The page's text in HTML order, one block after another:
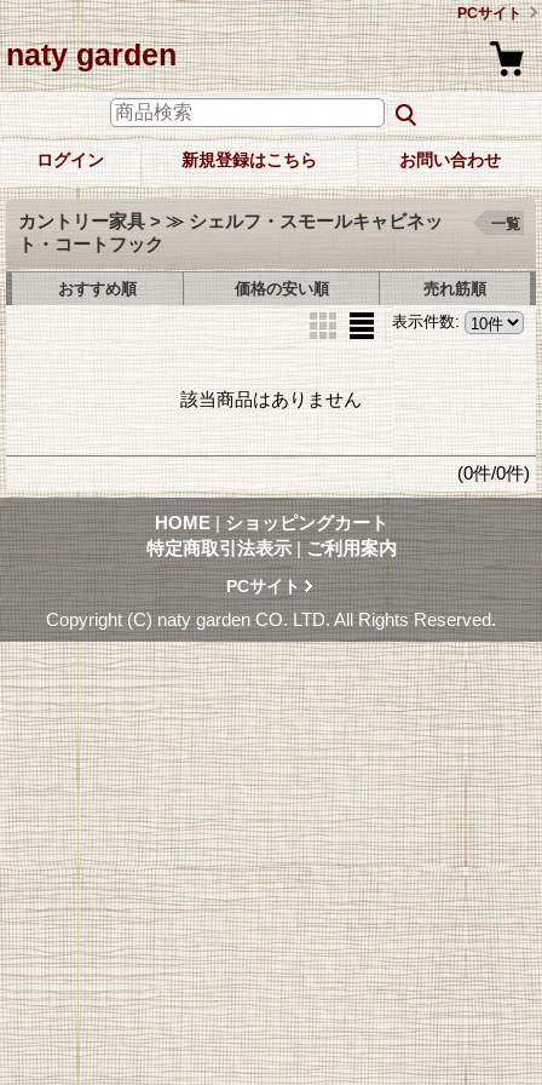
PCサイト
naty garden
ログイン 新規登録はこちら お問い合わせ
カントリー家具 > ≫ シェルフ・スモールキャビネッ
ト・コートフック
一覧
おすすめ順 価格の安い順
売れ筋順
表示件数:
該当商品はありません
(0件/0件)
HOME | ショッピングカート
特定商取引法表示 | ご利用案内
PCサイト
Copyright (C) naty garden CO. LTD. All Rights Reserved.